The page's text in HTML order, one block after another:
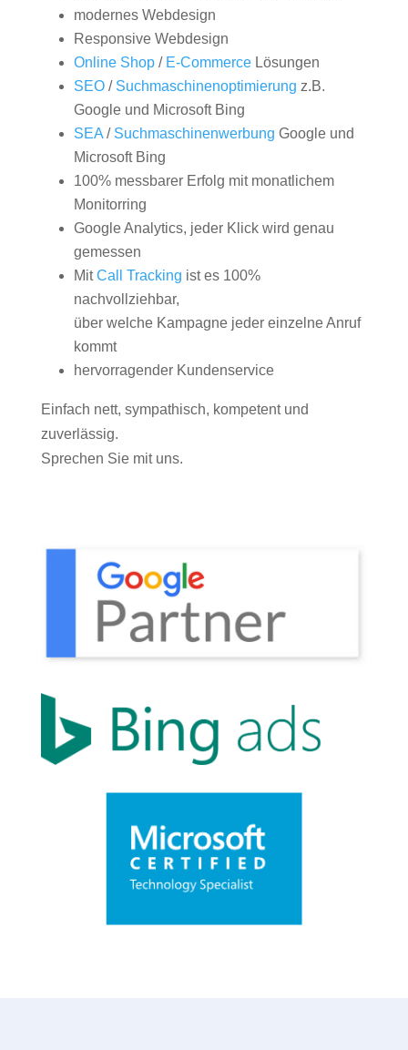
modernes Webdesign
Responsive Webdesign
Online Shop/ E-CommerceLösungen
SEO/ Suchmaschinenoptimierung z.B.
Google und Microsoft Bing
SEA/ Suchmaschinenwerbung Google und
Microsoft Bing
100% messbarer Erfolg mit monatlichem
Monitorring
Google Analytics, jeder Klick wird genau
gemessen
MitCall Tracking ist es 100%
nachvollziehbar,
über welche Kampagne jeder einzelne Anruf
kommt
hervorragender Kundenservice
Einfach nett, sympathisch, kompetent und
zuverlässig.
Sprechen Sie mit uns.